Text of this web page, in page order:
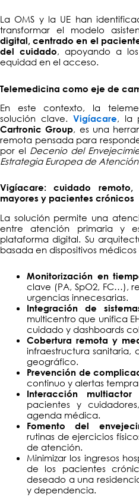
La OMS y la UE han
transformar el modelo
digital, centrado en el
del cuidado, apoyando a
equidad en el acceso.
Telemedicina como eje de
En este contexto, la
solución clave. Vigíacare, la
Cartronic Group, es una
remota pensada para
por el Decenio del
Estrategia Europea de Atención
Vigíacare: cuidado
mayores y pacientes crónicos
La solución permite una
entre atención primaria y
plataforma digital. Su
basada en dispositivos
Monitorización en
clave (PA, SpO2, FC…),
urgencias innecesarias.
Integración de
multicentro que unifica
cuidado y dashboards
Cobertura remota y
infraestructura
geográfico.
Prevención de
continuo y alertas
Interacción multiactor
pacientes y
agenda médica.
Fomento del
rutinas de ejercicios
de atención.
Minimizar los ingresos
de los pacientes
deseado a una
y dependencia.